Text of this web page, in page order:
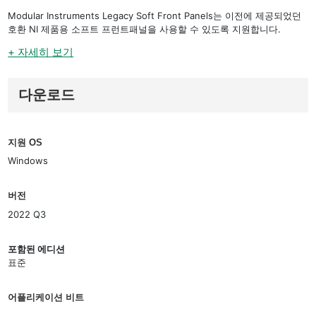
Modular Instruments Legacy Soft Front Panels는 이전에 제공되었던
호환 NI 제품용 소프트 프런트패널을 사용할 수 있도록 지원합니다.
+ 자세히 보기
다운로드
지원 OS
Windows
버전
2022 Q3
포함된 에디션
표준
어플리케이션 비트